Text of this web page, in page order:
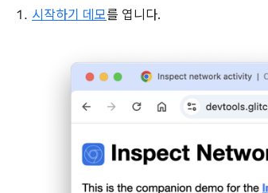
시작하기 데모를 엽니다.